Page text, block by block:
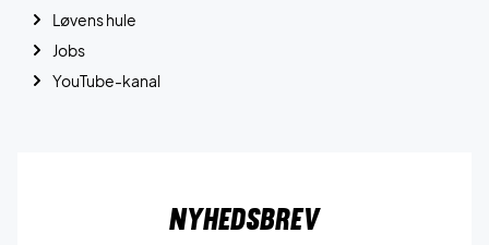
Løvens hule
Jobs
YouTube-kanal
Nyhedsbrev